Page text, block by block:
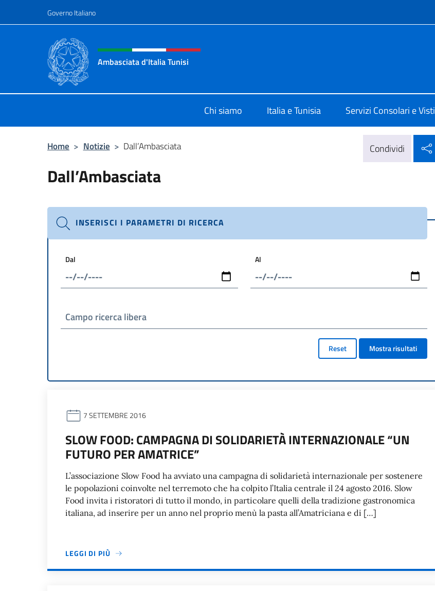
Governo Italiano
Intestazione sito, social e menù
Ambasciata d'Italia Tunisi
Chi siamo Italia e Tunisia Servizi Consolari e Visti
Home > Notizie > Dall’Ambasciata Condividi
Dall’Ambasciata
INSERISCI I PARAMETRI DI RICERCA
Dal Al
Campo ricerca libera
Reset Mostra risultati
7 SETTEMBRE 2016
SLOW FOOD: CAMPAGNA DI SOLIDARIETÀ INTERNAZIONALE “UN
FUTURO PER AMATRICE”
L’associazione Slow Food ha avviato una campagna di solidarietà internazionale per sostenere
le popolazioni coinvolte nel terremoto che ha colpito l’Italia centrale il 24 agosto 2016. Slow
Food invita i ristoratori di tutto il mondo, in particolare quelli della tradizione gastronomica
italiana, ad inserire per un anno nel proprio menù la pasta all’Amatriciana e di […]
LEGGI DI PIÙ